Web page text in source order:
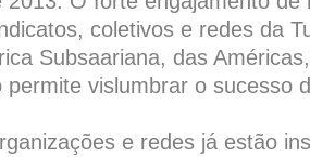
coletivos e redes da
Subsaariana, das
permite vislumbrar o sucesso
e redes já estão